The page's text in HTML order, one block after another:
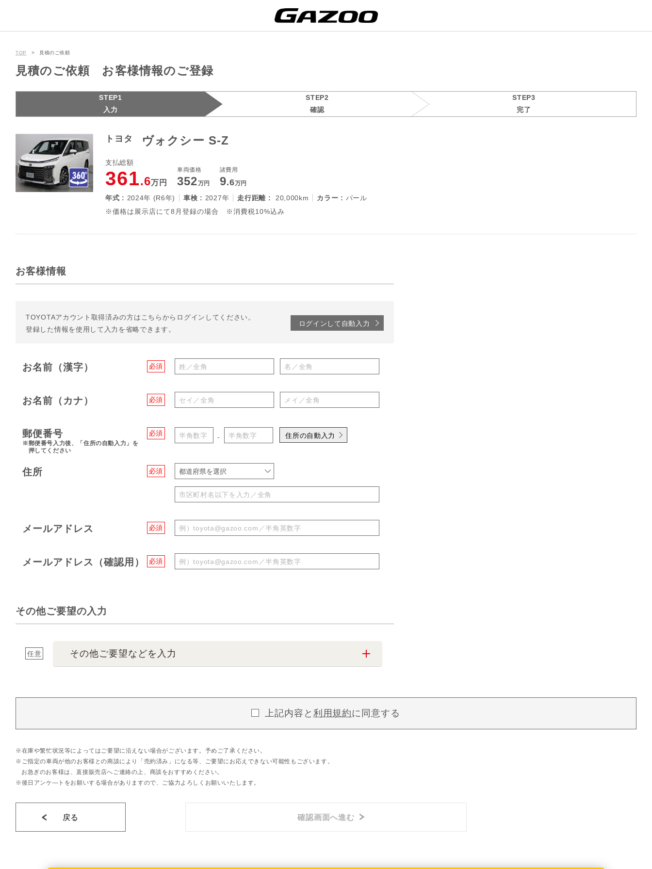
TOP 見積のご依頼
見積のご依頼 お客様情報のご登録
STEP1
入力
STEP2
確認
STEP3
完了
トヨタ ヴォクシー S-Z
支払総額
361.6万円
車両価格
352万円
諸費用
9.6万円
年式 : 2024年 (R6年) 車検 : 2027年 走行距離 : 20,000km カラー : パール
※価格は展示店にて8月登録の場合 ※消費税10%込み
お客様情報
TOYOTAアカウント取得済みの方は こちらからログインしてください。
登録した情報を使用して入力を省略できます。
ログインして自動入力
必須
お名前（漢字）
必須
お名前（カナ）
必須
郵便番号
※郵便番号入力後、「住所の自動入力」を
押してください
- 住所の自動入力
必須
住所 都道府県を選択
必須
メールアドレス
必須
メールアドレス（確認用）
その他ご要望の入力
任意 その他ご要望などを入力
上記内容と 利用規約に同意する
在庫や繁忙状況等によってはご要望に沿えない場合がございます。予めご了承ください。
ご指定の車両が他のお客様との商談により「売約済み」になる等、ご要望にお応えできない可能性もございます。
お急ぎのお客様は、直接販売店へご連絡の上、商談をおすすめください。
後日アンケ―トをお願いする場合がありますので、ご協力よろしくお願いいたします。
戻る